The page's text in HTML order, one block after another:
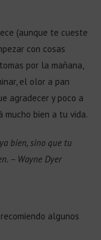
(aunque te cueste
con cosas
por la mañana,
el olor a pan
agradecer y poco a
mucho bien a tu vida.
bien, sino que tu
– Wayne Dyer
algunos